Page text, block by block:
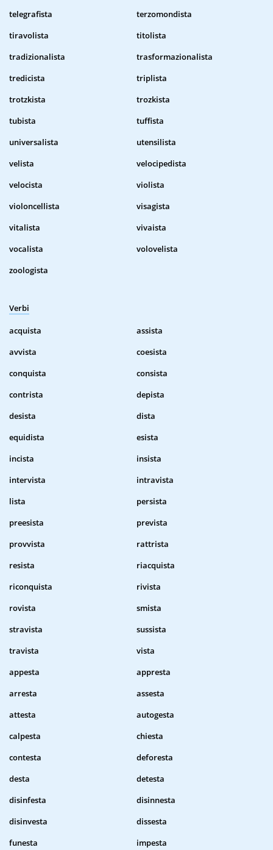
telegrafista
terzomondista
tiravolista
titolista
tradizionalista
trasformazionalista
tredicista
triplista
trotzkista
trozkista
tubista
tuffista
universalista
utensilista
velista
velocipedista
velocista
violista
violoncellista
visagista
vitalista
vivaista
vocalista
volovelista
zoologista
Verbi
acquista
assista
avvista
coesista
conquista
consista
contrista
depista
desista
dista
equidista
esista
incista
insista
intervista
intravista
lista
persista
preesista
prevista
provvista
rattrista
resista
riacquista
riconquista
rivista
rovista
smista
stravista
sussista
travista
vista
appesta
appresta
arresta
assesta
attesta
autogesta
calpesta
chiesta
contesta
deforesta
desta
detesta
disinfesta
disinnesta
disinvesta
dissesta
funesta
impesta